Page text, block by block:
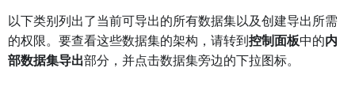
以下类别列出了当前可导出的所有数据集以及创建导出所需
的权限。要查看这些数据集的架构，请转到 控制面板中的内
部数据集导出部分，并点击数据集旁边的下拉图标。